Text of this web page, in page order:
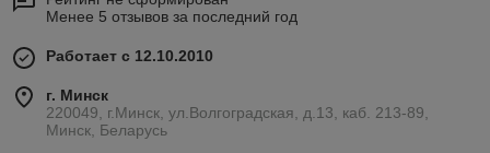
Менее 5 отзывов за последний год
Работает с 12.10.2010
г. Минск
220049, г.Минск, ул.Волгоградская, д.13, каб. 213-89,
Минск, Беларусь